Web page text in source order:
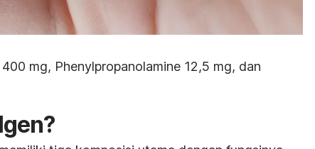
mg, Phenylpropanolamine 12,5 mg, dan